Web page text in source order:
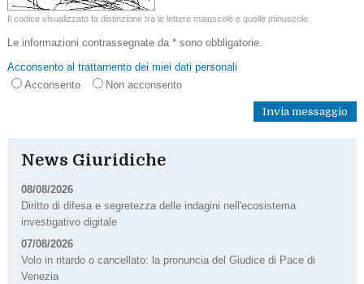
Il codice visualizzato fa distinzione tra le lettere maiuscole e quelle minuscole.
Le informazioni contrassegnate da * sono obbligatorie.
Acconsento al trattamento dei miei dati personali
Acconsento
Non acconsento
News Giuridiche
08/08/2026
Diritto di difesa e segretezza delle indagini nell'ecosistema
investigativo digitale
07/08/2026
Volo in ritardo o cancellato: la pronuncia del Giudice di Pace di
Venezia